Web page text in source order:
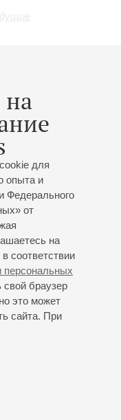
на
для
опыта и
Федерального
от
на
соответствии
персональных
браузер
это может
сайта. При
симфонический
академический